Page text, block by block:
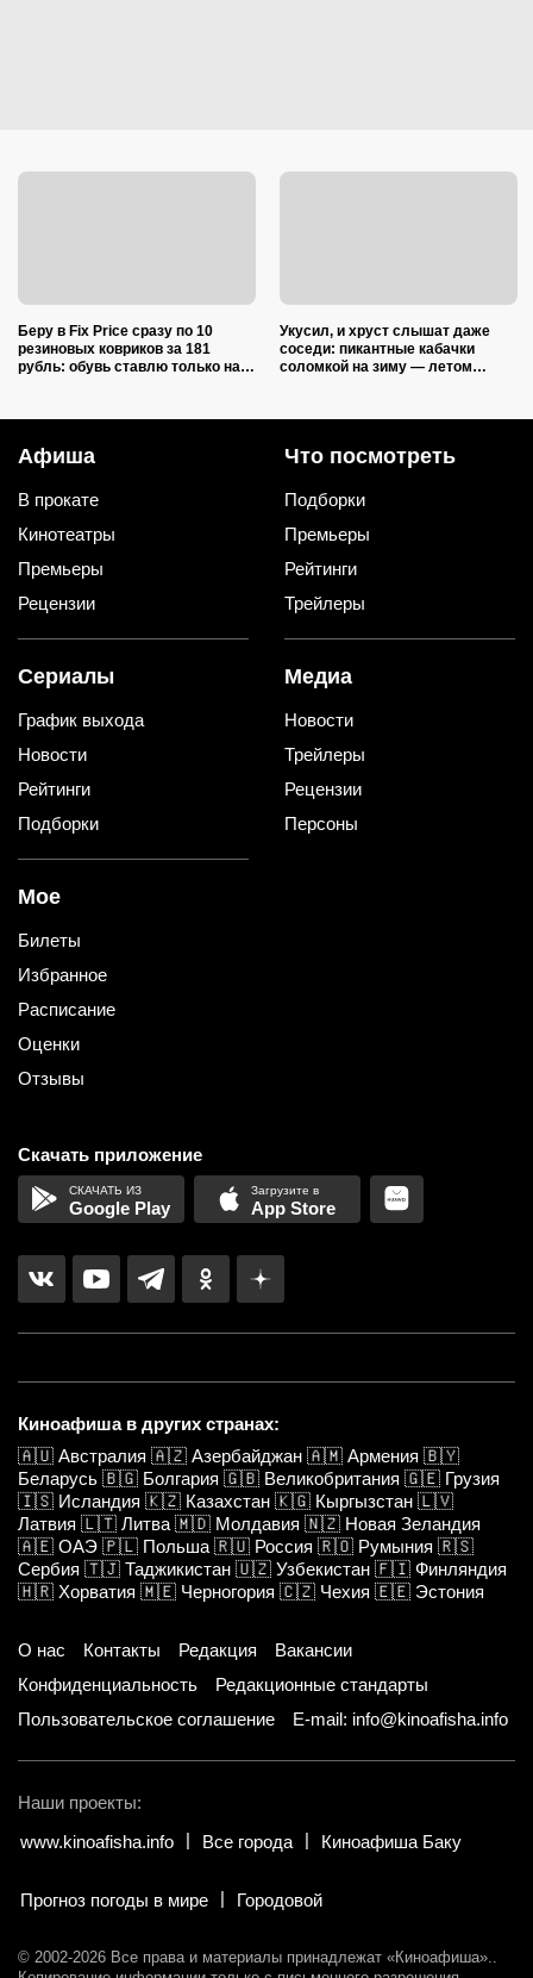
Беру в Fix Price сразу по 10
резиновых ковриков за 181
рубль: обувь ставлю только на
Укусил, и хруст слышат даже
соседи: пикантные кабачки
соломкой на зиму — летом
Афиша
В прокате
Кинотеатры
Премьеры
Рецензии
Что посмотреть
Подборки
Премьеры
Рейтинги
Трейлеры
Сериалы
График выхода
Новости
Рейтинги
Подборки
Медиа
Новости
Трейлеры
Рецензии
Персоны
Мое
Билеты
Избранное
Расписание
Оценки
Отзывы
Скачать приложение
Google Play App Store
Киноафиша в других странах:
🇦🇺 Австралия 🇦🇿 Азербайджан 🇦🇲 Армения 🇧🇾
Беларусь 🇧🇬 Болгария 🇬🇧 Великобритания 🇬🇪 Грузия
🇮🇸 Исландия 🇰🇿 Казахстан 🇰🇬 Кыргызстан 🇱🇻
Латвия 🇱🇹 Литва 🇲🇩 Молдавия 🇳🇿 Новая Зеландия
🇦🇪 ОАЭ 🇵🇱 Польша 🇷🇺 Россия 🇷🇴 Румыния 🇷🇸
Сербия 🇹🇯 Таджикистан 🇺🇿 Узбекистан 🇫🇮 Финляндия
🇭🇷 Хорватия 🇲🇪 Черногория 🇨🇿 Чехия 🇪🇪 Эстония
О нас Контакты Редакция
Вакансии
Конфиденциальность
Редакционные стандарты
Пользовательское соглашение
E-mail: info@kinoafisha.info
Наши проекты:
www.kinoafisha.info
Все города Киноафиша Баку
Прогноз погоды в мире Городовой
© 2002-2026 Все права и материалы принадлежат «Киноафиша».